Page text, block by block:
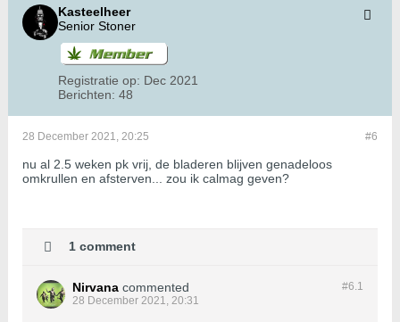
Kasteelheer
Senior Stoner
Registratie op: Dec 2021
Berichten: 48
#6
28 December 2021, 20:25
nu al 2.5 weken pk vrij, de bladeren blijven genadeloos
omkrullen en afsterven... zou ik calmag geven?
1 comment
#6.1
Nirvana commented
28 December 2021, 20:31